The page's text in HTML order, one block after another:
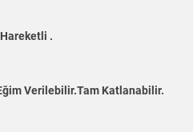
.
Verilebilir.Tam Katlanabilir.